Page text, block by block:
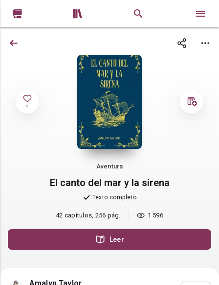
 
1
Aventura
El canto del mar y la sirena
Texto completo
42 capítulos, 256 pág. 1 596
Leer